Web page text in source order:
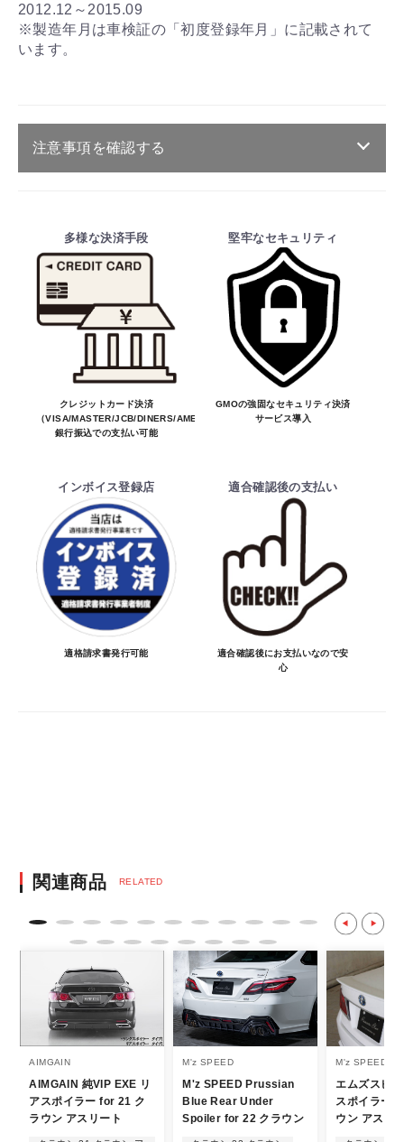
お買物を続ける カートへ進む
2012.12～2015.09
※製造年月は車検証の「初度登録年月」に記載されて
います。
注意事項を確認する
・ご注文受付後、メーカーに適合確認を行
い、商品の価格・送料及び納期の正式なご連
絡をしてからの決済となっております。
そのため、ご注文後に適合確認を行い、適
合しない場合はキャンセル可能です。
※商品はメーカー品のため予告無く価格が
変わる場合があります。
※商品は予告無く生産及び販売不可となる
場合があります。
でお受けしておりません。
納期を知りたい場合は、一旦ご注文のお手
続きをお願い致します。
決済について
・ご注文後にメーカー確認を行い、商品が愛
車に合うことを確認してから決済となりま
決済後の正式注文後のキャンセルや変更につい
て
・決済後の正式注文後のキャンセルや変更は
不可となりますので、商品やカラー等、お間
違い無いようお願い致します。
※商品写真は実際の商品とカラーやイメー
ジが若干異なる場合もございます。
商品名や説明等でご確認ください。
発送について
多様な決済手段
クレジットカード決済
（VISA/MASTER/JCB/DINERS/AMEX）、
銀行振込での支払い可能
堅牢なセキュリティ
GMOの強固なセキュリティ決済
サービス導入
インボイス登録店
適格請求書発行可能
適合確認後の支払い
適合確認後にお支払いなので安
心
関連商品 RELATED
AIMGAIN
AIMGAIN 純VIP EXE リ
アスポイラー for 21 ク
ラウン アスリート
M'z SPEED
M'z SPEED Prussian
Blue Rear Under
Spoiler for 22 クラウン
M'z SPEED
エムズスピ
スポイラー
ウン アスリ